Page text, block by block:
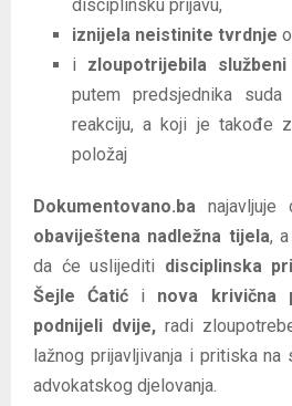
disciplinsku prijavu,
iznijela neistinite tvrdnje
i zloupotrijebila
putem predsjednika suda
reakciju, a koji je takođe
položaj
Dokumentovano.ba
obaviještena nadležna tijela,
da će uslijediti disciplinska
Šejle Ćatić i nova krivična
podnijeli dvije, radi
lažnog prijavljivanja i pritiska na
advokatskog djelovanja.